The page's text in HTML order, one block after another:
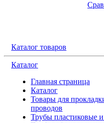
Каталог товаров
Каталог
Главная страница
Каталог
Товары для
проводов
Трубы пластиковые